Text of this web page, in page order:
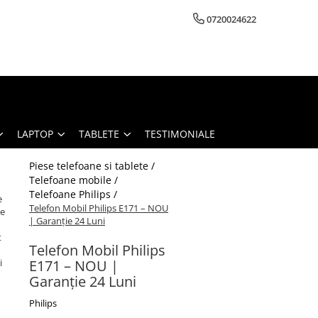
0720024622
LAPTOP TABLETE TESTIMONIALE
Piese telefoane si tablete /
Telefoane mobile /
Telefoane Philips /
Telefon Mobil Philips E171 – NOU
| Garanție 24 Luni
Telefon Mobil Philips
E171 – NOU |
Garanție 24 Luni
Philips